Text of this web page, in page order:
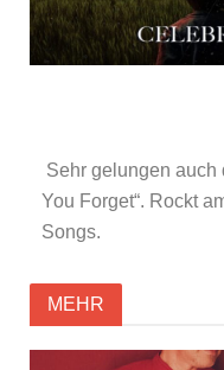
Sehr gelungen auch
You Forget“. Rockt
Songs.
MEHR